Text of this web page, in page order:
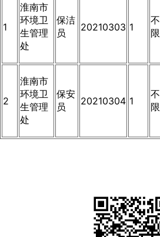
1
淮南市
环境卫
生管理
处
保洁
员
20210303 1
不
限
2
淮南市
环境卫
生管理
处
保安
员
20210304 1
不
限